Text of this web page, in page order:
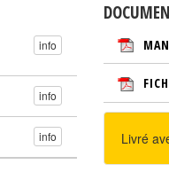
info
info
info Livré